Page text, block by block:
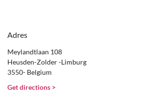
Adres
Meylandtlaan 108
Heusden-Zolder -Limburg
3550- Belgium
Get directions >